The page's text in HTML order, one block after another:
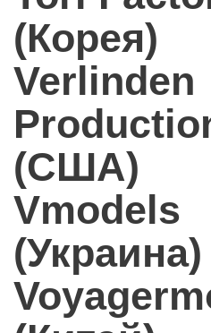
(Корея)
Verlinden
(США)
Vmodels
(Украина)